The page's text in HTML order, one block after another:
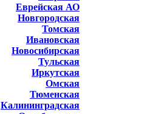
Еврейская АО
Новгородская
Томская
Ивановская
Новосибирская
Тульская
Иркутская
Омская
Тюменская
Калининградская